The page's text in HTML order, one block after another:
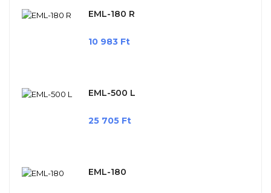
EML-180 R
Ár
10 983 Ft
EML-500 L
Ár
25 705 Ft
EML-180